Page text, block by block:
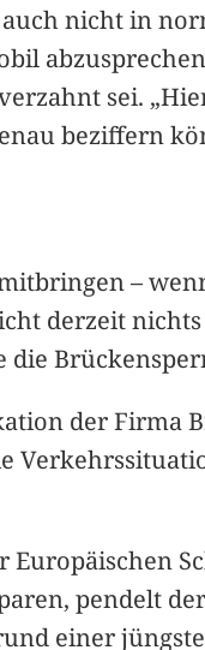
nicht in
sei.
beziffern
–
derzeit
die
der Firma
Europäischen
pendelt
einer